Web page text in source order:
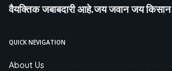
वैयक्तिक जबाबदारी आहे.जय जवान जय किसान
QUICK NEVIGATION
About Us